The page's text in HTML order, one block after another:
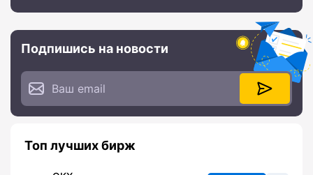
Подпишись на новости
Топ лучших бирж